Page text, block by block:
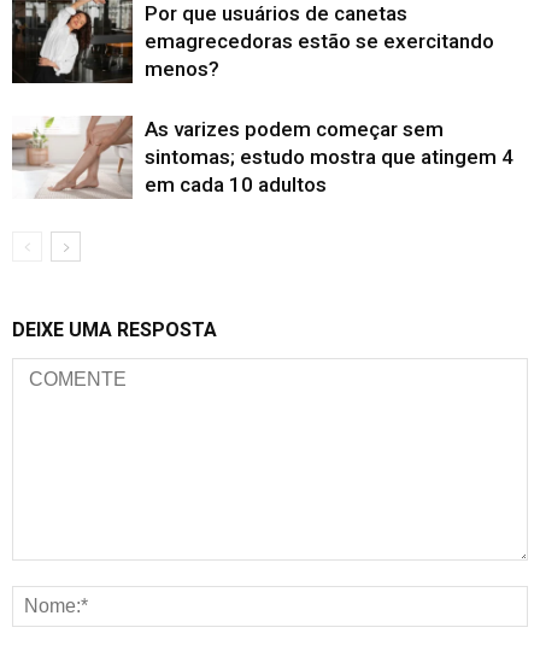
Por que usuários de canetas
emagrecedoras estão se exercitando
menos?
As varizes podem começar sem
sintomas; estudo mostra que atingem 4
em cada 10 adultos
DEIXE UMA RESPOSTA